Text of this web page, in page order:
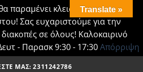
παραμένει κλειστό Τα Σάββατα
Σας ευχαριστούμε για την
σε όλους! Καλοκαιρινό
- Παρασκ 9:30 - 17:30Απόρριψη
ΜΑΣ: 2311242786
Translate »